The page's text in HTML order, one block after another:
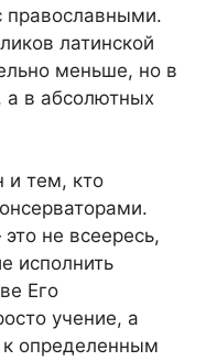
православными.
латинской
меньше, но в
а в абсолютных
и тем, кто
не всеересь,
исполнить
Его
учение, а
определенным